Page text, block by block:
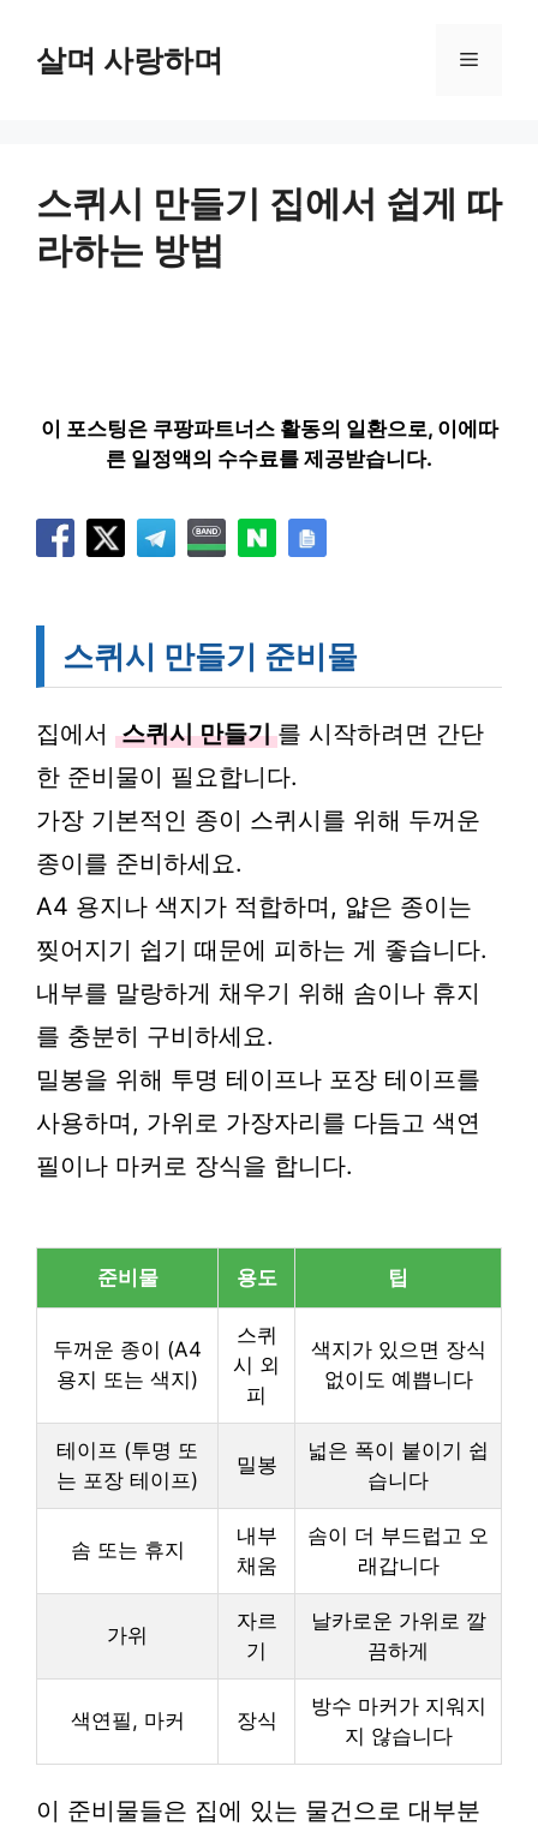
살며 사랑하며 메
스퀴시 만들기 집에서 쉽게 따
라하는 방법
이 포스팅은 쿠팡파트너스 활동의 일환으로, 이에따
른 일정액의 수수료를 제공받습니다.
스퀴시 만들기 준비물
집에서 스퀴시 만들기 를 시작하려면 간단
한 준비물이 필요합니다.
가장 기본적인 종이 스퀴시를 위해 두꺼운
종이를 준비하세요.
A4 용지나 색지가 적합하며, 얇은 종이는
찢어지기 쉽기 때문에 피하는 게 좋습니다.
내부를 말랑하게 채우기 위해 솜이나 휴지
를 충분히 구비하세요.
밀봉을 위해 투명 테이프나 포장 테이프를
사용하며, 가위로 가장자리를 다듬고 색연
필이나 마커로 장식을 합니다.
준비물 용도 팁
두꺼운 종이 (A4
용지 또는 색지)
스퀴
시 외
피
색지가 있으면 장식
없이도 예쁩니다
테이프 (투명 또
는 포장 테이프)
밀봉
넓은 폭이 붙이기 쉽
습니다
솜 또는 휴지
내부
채움
솜이 더 부드럽고 오
래갑니다
가위
자르
기
날카로운 가위로 깔
끔하게
색연필, 마커 장식
방수 마커가 지워지
지 않습니다
이 준비물들은 집에 있는 물건으로 대부분